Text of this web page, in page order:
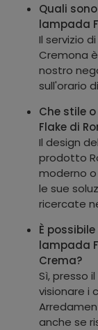
Quali
lampada
Il servizio
Cremona
nostro
sull'orario
Che stile
Flake di
Il design
prodotto
moderno o
le sue
ricercate
È
lampada
Crema?
Sì, presso
visionare i
anche se